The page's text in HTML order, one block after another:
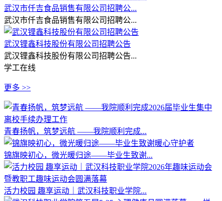
武汉市仟吉食品销售有限公司招聘公...
武汉市仟吉食品销售有限公司招聘公...
武汉锂鑫科技股份有限公司招聘公告
武汉锂鑫科技股份有限公司招聘公告...
学工在线
更多 >>
青春扬帆，筑梦远航 ——我院顺利完成...
锦旗映初心，微光暖归途——毕业生致谢...
活力校园 趣享运动｜武汉科技职业学院...